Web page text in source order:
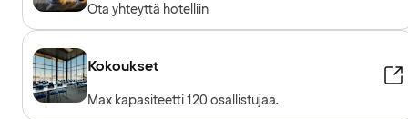
Ota yhteyttä hotelliin
Kokoukset
Max kapasiteetti 120 osallistujaa.